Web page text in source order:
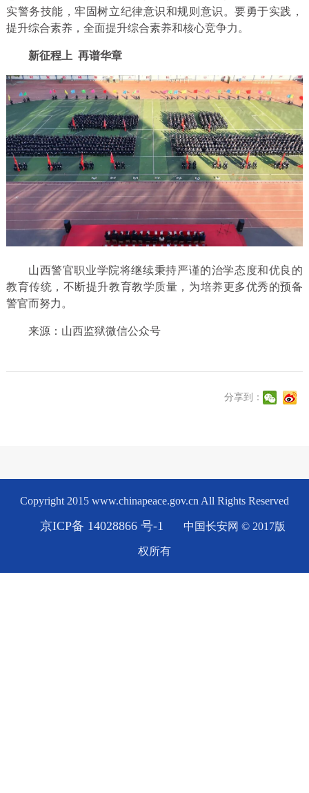
实警务技能，牢固树立纪律意识和规则意识。要勇于实践，
提升综合素养，全面提升综合素养和核心竞争力。
新征程上 再谱华章
山西警官职业学院将继续秉持严谨的治学态度和优良的
教育传统，不断提升教育教学质量，为培养更多优秀的预备
警官而努力。
来源：山西监狱微信公众号
分享到：
Copyright 2015 www.chinapeace.gov.cn All Rights Reserved
京ICP备 14028866 号-1 中国长安网 © 2017版
权所有